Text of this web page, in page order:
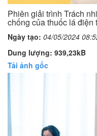
Phiên giải trình Trách
chống của thuốc lá điện
Ngày tạo: 04/05/2024
Dung lượng: 939,23kB
Tải ảnh gốc